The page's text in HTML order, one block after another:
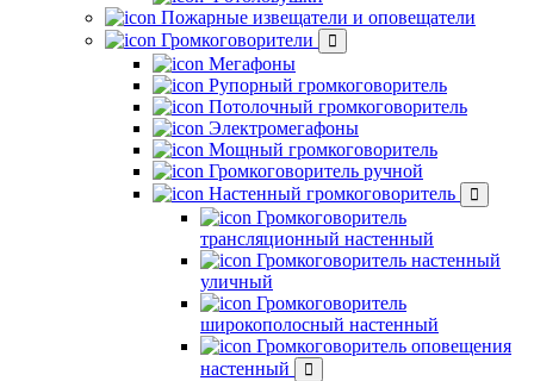
Пожарные извещатели и оповещатели
Громкоговорители
Мегафоны
Рупорный громкоговоритель
Потолочный громкоговоритель
Электромегафоны
Мощный громкоговоритель
Громкоговоритель ручной
Настенный громкоговоритель
Громкоговоритель
трансляционный настенный
Громкоговоритель настенный
уличный
Громкоговоритель
широкополосный настенный
Громкоговоритель оповещения
настенный